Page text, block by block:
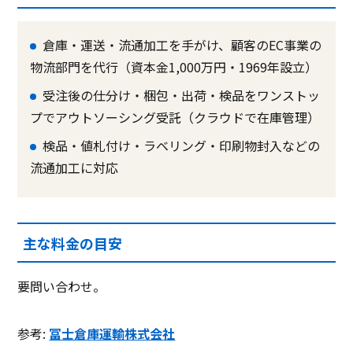
倉庫・運送・流通加工を手がけ、顧客のEC事業の
物流部門を代行（資本金1,000万円・1969年設立）
受注後の仕分け・梱包・出荷・検品をワンストッ
プでアウトソーシング受託（クラウドで在庫管理）
検品・値札付け・ラベリング・印刷物封入などの
流通加工に対応
主な料金の目安
要問い合わせ。
参考: 冨士倉庫運輸株式会社